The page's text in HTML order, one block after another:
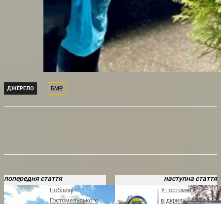
ДЖЕРЕЛО БМР
попередня стаття
Поблизу
Гостомельського
наступна стаття
У Гостомелі
відкрили «Алею